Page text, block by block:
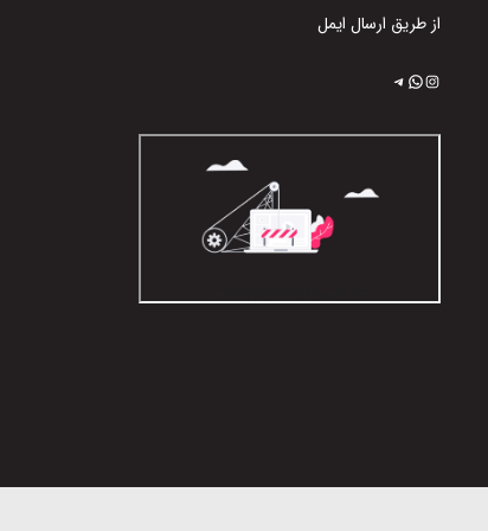
از طریق ارسال ایمل
اینستاگرم
واتس‌اپ
تلگرام